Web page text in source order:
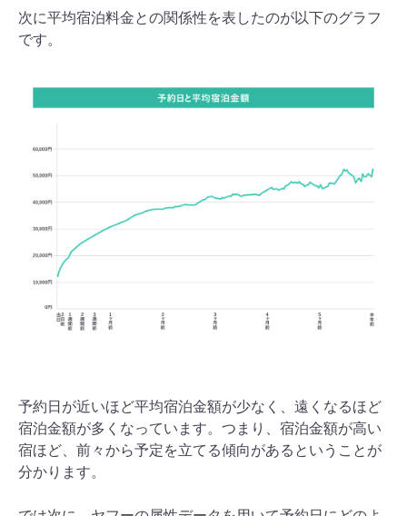
次に平均宿泊料金との関係性を表したのが以下のグラフ
です。
予約日が近いほど平均宿泊金額が少なく、遠くなるほど
宿泊金額が多くなっています。つまり、宿泊金額が高い
宿ほど、前々から予定を立てる傾向があるということが
分かります。